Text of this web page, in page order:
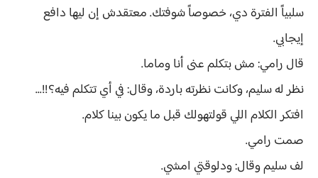
سلبياً الفترة دي، خصوصاً شوفتك. معتقدش إن ليها دافع
إيجابي.
قال رامي: مش بتكلم عنى أنا وماما.
نظر له سليم، وكانت نظرته باردة، وقال: في أي تتكلم فيه؟!!...
افتكر الكلام اللي قولتهولك قبل ما يكون بينا كلام.
صمت رامي.
لف سليم وقال: ودلوقتي امشي.